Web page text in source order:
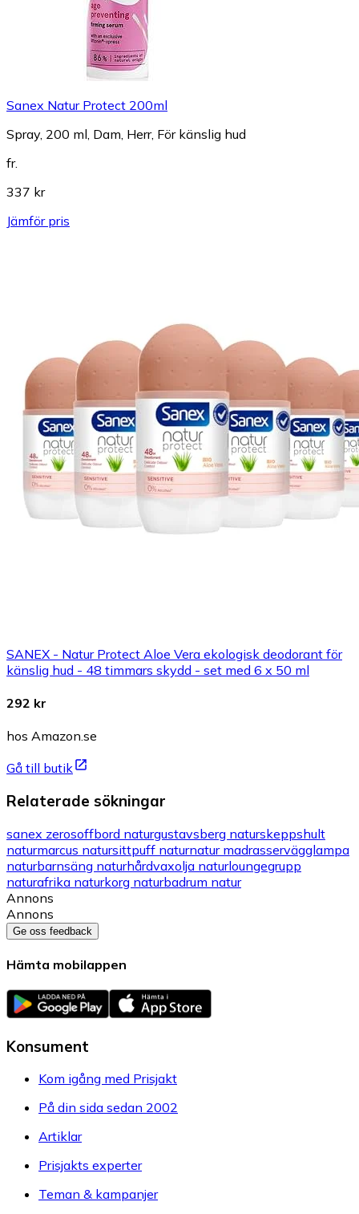
Sanex Natur Protect 200ml
Spray, 200 ml, Dam, Herr, För känslig hud
fr.
337 kr
Jämför pris
SANEX - Natur Protect Aloe Vera ekologisk deodorant för
känslig hud - 48 timmars skydd - set med 6 x 50 ml
292 kr
hos Amazon.se
Gå till butik
Relaterade sökningar
sanex zerosoffbord naturgustavsberg naturskeppshult
naturmarcus natursittpuff naturnatur madrasservägglampa
naturbarnsäng naturhårdvaxolja naturloungegrupp
naturafrika naturkorg naturbadrum natur
Annons
Annons
Ge oss feedback
Hämta mobilappen
Konsument
Kom igång med Prisjakt
På din sida sedan 2002
Artiklar
Prisjakts experter
Teman & kampanjer